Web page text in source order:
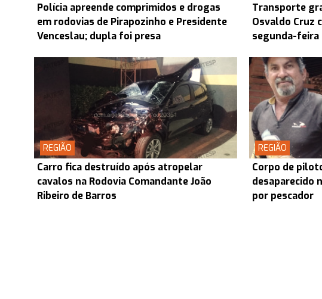
Polícia apreende comprimidos e drogas
em rodovias de Pirapozinho e Presidente
Venceslau; dupla foi presa
Transporte
Osvaldo Cruz
segunda-feira
REGIÃO
Carro fica destruído após atropelar
cavalos na Rodovia Comandante João
Ribeiro de Barros
REGIÃO
Corpo de
desaparecido
por pescador